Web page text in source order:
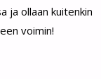
ja ollaan kuitenkin
voimin!